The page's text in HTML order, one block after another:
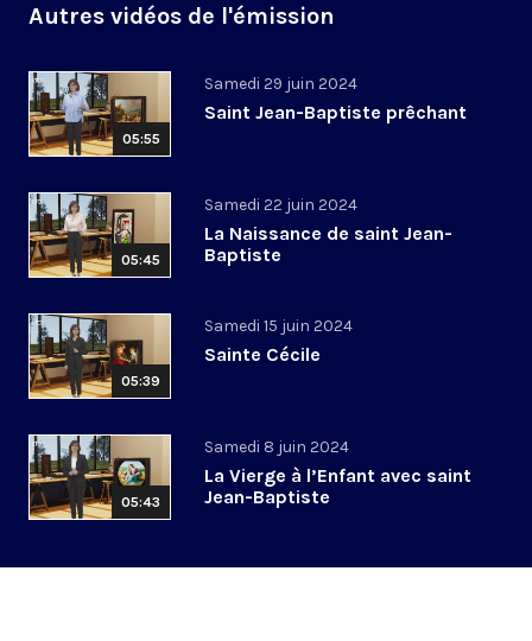
Autres vidéos de l'émission
05:55
Samedi 29 juin 2024
Saint Jean-Baptiste prêchant
05:45
Samedi 22 juin 2024
La Naissance de saint Jean-
Baptiste
05:39
Samedi 15 juin 2024
Sainte Cécile
05:43
Samedi 8 juin 2024
La Vierge à l’Enfant avec saint
Jean-Baptiste